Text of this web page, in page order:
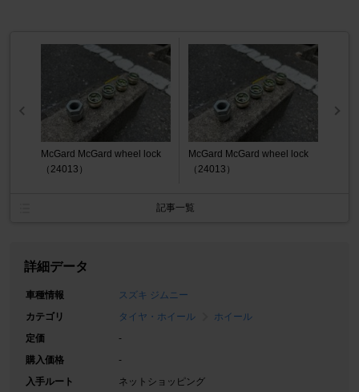
McGard McGard wheel lock
（24013）
McGard McGard wheel lock
（24013）
記事一覧
詳細データ
車種情報
スズキ ジムニー
カテゴリ
タイヤ・ホイール
ホイール
定価
-
購入価格
-
入手ルート
ネットショッピング